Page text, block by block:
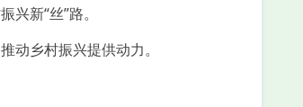
新“丝”路。
动乡村振兴提供动力。